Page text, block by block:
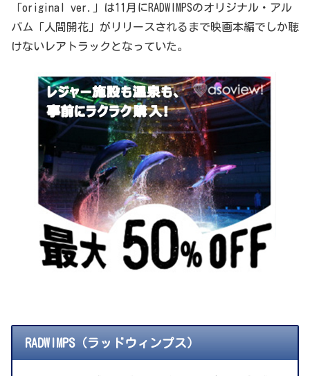
「original ver.」は11月にRADWIMPSのオリジナル・アル
バム「人間開花」がリリースされるまで映画本編でしか聴
けないレアトラックとなっていた。
RADWIMPS（ラッドウィンプス）